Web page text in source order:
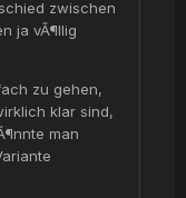
zwischen
ja vÃ¶llig
zu gehen,
klar sind,
man